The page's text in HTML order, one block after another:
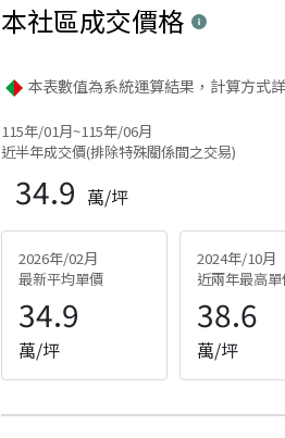
本社區成交價格
本表數值為系統運算結果，計算方式
115年/01月~115年/06月
近半年成交價(排除特殊關係間之交易)
34.9 萬/坪
2026年/02月
最新平均單價
34.9
萬/坪
2024年/10月
近兩年最高
38.6
萬/坪